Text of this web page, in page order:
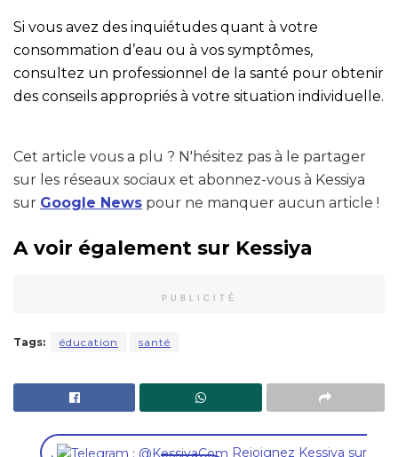
Si vous avez des inquiétudes quant à votre
consommation d’eau ou à vos symptômes,
consultez un professionnel de la santé pour obtenir
des conseils appropriés à votre situation individuelle.
Cet article vous a plu ? N'hésitez pas à le partager
sur les réseaux sociaux et abonnez-vous à Kessiya
sur Google News pour ne manquer aucun article !
A voir également sur Kessiya
PUBLICITÉ
Tags: éducation santé
,
Rejoignez Kessiya sur